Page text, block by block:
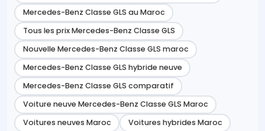
Mercedes-Benz Classe GLS au Maroc
Tous les prix Mercedes-Benz Classe GLS
Nouvelle Mercedes-Benz Classe GLS maroc
Mercedes-Benz Classe GLS hybride neuve
Mercedes-Benz Classe GLS comparatif
Voiture neuve Mercedes-Benz Classe GLS Maroc
Voitures neuves Maroc
Voitures hybrides Maroc